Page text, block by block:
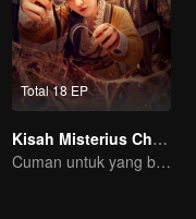
Total 18 EP
Kisah Misterius Chang'an
Cuman untuk yang berani masuk di Chang'an!